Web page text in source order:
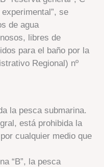
se
de agua
libres de
para el baño por la
Regional) nº
la pesca submarina.
está prohibida la
cualquier medio que
“B”, la pesca